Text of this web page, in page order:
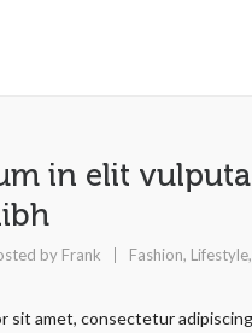
in elit
by Frank Fashion, Lifestyle,
sit amet, consectetur